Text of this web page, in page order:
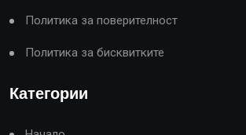
Политика за поверителност
Политика за бисквитките
Категории